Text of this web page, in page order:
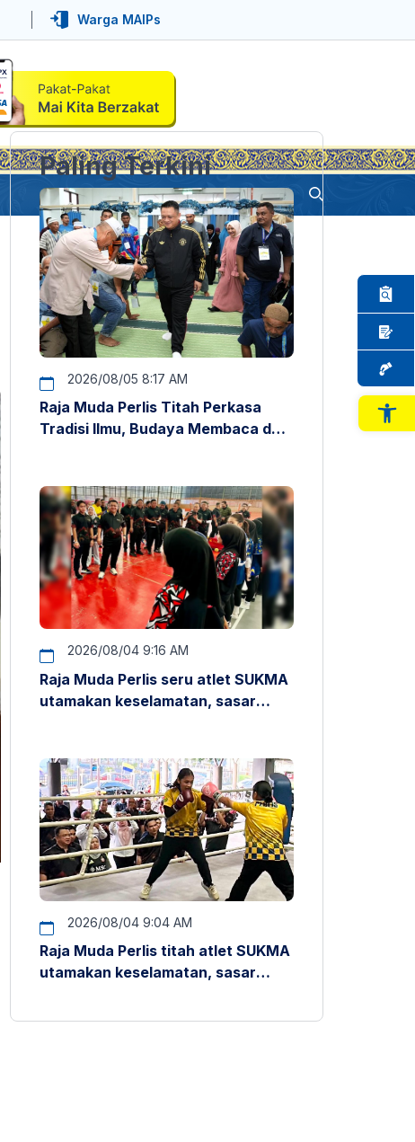
Warga MAIPs
Paling Terkini
2026/08/05 8:17 AM
Raja Muda Perlis Titah Perkasa
Tradisi Ilmu, Budaya Membaca dan
2026/08/04 9:16 AM
Raja Muda Perlis seru atlet SUKMA
utamakan keselamatan, sasar
2026/08/04 9:04 AM
Raja Muda Perlis titah atlet SUKMA
utamakan keselamatan, sasar